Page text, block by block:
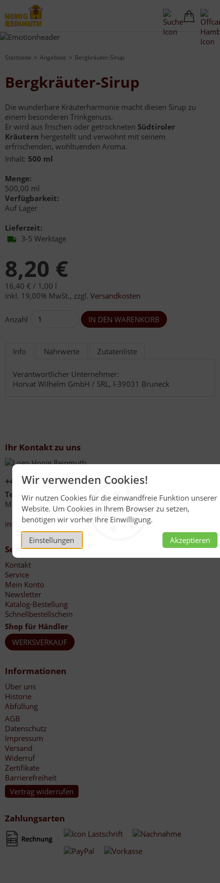
Wir verwenden Cookies!
Wir nutzen Cookies für die einwandfreie Funktion unserer
Website. Um Cookies in Ihrem Browser zu setzen,
benötigen wir vorher Ihre Einwilligung.
Einstellungen Akzeptieren
Startseite Angebote Bergkräuter-Sirup
Bergkräuter-Sirup
Die wunderbare Kräuterharmonie macht diesen Sirup zu
einem besonderen Trinkgenuss.
Er wird aus frischen oder getrockneten Südtiroler
Kräutern hergestellt und verwöhnt mit seinem
erfrischenden, wohltuenden Aroma.
Inhalt: 500 ml
Menge:
500,00 ml
Verfügbarkeit:
Auf Lager
Lieferzeit:
3-5 Werktage
8,20 €
16,40 € / 1,00 l
inkl. 19,00% MwSt., zzgl. Versandkosten
Anzahl
Info Nährwerte Zutatenliste
Verantwortlicher Unternehmer:
Horvat Wilhelm GmbH / SRL, I-39031 Bruneck
Ihr Kontakt zu uns
+49 (0)6267 1021
Telefonzeiten
Mo - Fr 08:00 - 12:00 Uhr
13:30 - 17:00 Uhr
info@honig-reinmuth.de
Service
Kontakt
Service
Mein Konto
Newsletter
Katalog-Bestellung
Schnellbestellschein
Shop für Händler
WERKSVERKAUF
Informationen
Über uns
Historie
Abfüllung
AGB
Datenschutz
Impressum
Versand
Widerruf
Zertifikate
Barrierefreiheit
Vertrag widerrufen
Zahlungsarten